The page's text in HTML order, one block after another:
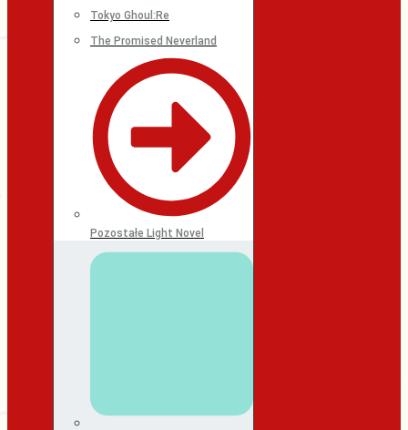
Tokyo Ghoul:Re
The Promised Neverland
Pozostałe Light Novel